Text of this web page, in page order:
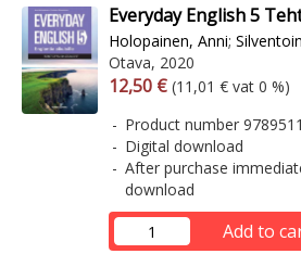
Everyday English 5
Holopainen, Anni;
Otava, 2020
Arvonlisäverollinen hinta
12,50 € Excl. vat
(11,01 € vat 0 %)
Product number
Digital download
After purchase
download
Add to